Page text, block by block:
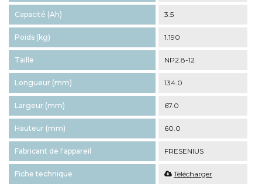
Capacité (Ah) 3.5
Poids (kg) 1.190
Taille NP2.8-12
Longueur (mm) 134.0
Largeur (mm) 67.0
Hauteur (mm) 60.0
Fabricant de l'appareil FRESENIUS
Fiche technique Télécharger